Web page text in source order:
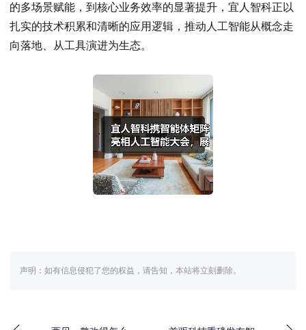
的多场景赋能，到核心业务效率的显著提升，宜人智科正以
扎实的技术积累和清晰的应用逻辑，推动人工智能从概念走
向落地、从工具演进为生态。
声明：如有信息侵犯了您的权益，请告知，本站将立刻删除。